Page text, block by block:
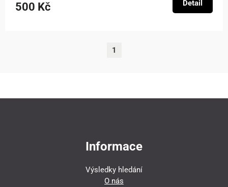
500 Kč Detail
1
Informace
Výsledky hledání
O nás